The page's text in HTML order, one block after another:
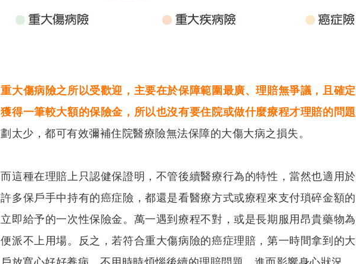
重大傷病險之所以受歡迎，主要在於保障範圍最廣、理賠無爭議，且確
獲得一筆較大額的保險金，所以也沒有要住院或做什麼療程才理賠的問
劃太少，都可有效彌補住院醫療險無法保障的大傷大病之損失。
而這種在理賠上只認健保證明，不管後續醫療行為的特性，當然也適用
許多保戶手中持有的癌症險，都還是看醫療方式或療程來支付瑣碎金額
立即給予的一次性保險金。萬一遇到療程不對，或是長期服用昂貴藥物
便派不上用場。反之，若符合重大傷病險的癌症理賠，第一時間拿到的